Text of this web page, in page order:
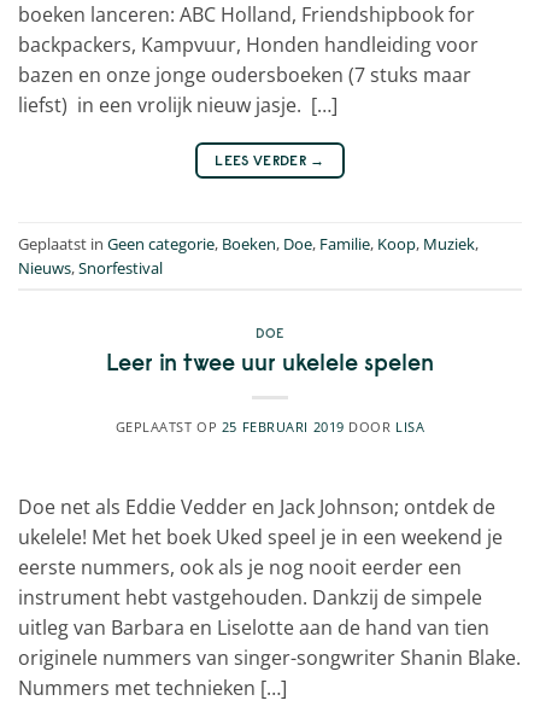
boeken lanceren: ABC Holland, Friendshipbook for
backpackers, Kampvuur, Honden handleiding voor
bazen en onze jonge oudersboeken (7 stuks maar
liefst) in een vrolijk nieuw jasje. […]
LEES VERDER →
Geplaatst in Geen categorie, Boeken, Doe, Familie, Koop, Muziek,
Nieuws,Snorfestival
DOE
Leer in twee uur ukelele spelen
GEPLAATST OP 25 FEBRUARI 2019 DOOR LISA
Doe net als Eddie Vedder en Jack Johnson; ontdek de
ukelele! Met het boek Uked speel je in een weekend je
eerste nummers, ook als je nog nooit eerder een
instrument hebt vastgehouden. Dankzij de simpele
uitleg van Barbara en Liselotte aan de hand van tien
originele nummers van singer-songwriter Shanin Blake.
Nummers met technieken […]